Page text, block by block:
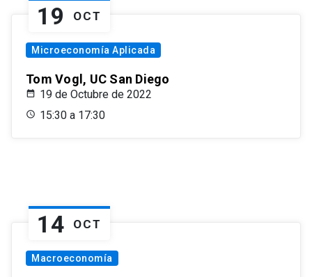
19 OCT
Microeconomía Aplicada
Tom Vogl, UC San Diego
19 de Octubre de 2022
15:30 a 17:30
14 OCT
Macroeconomía